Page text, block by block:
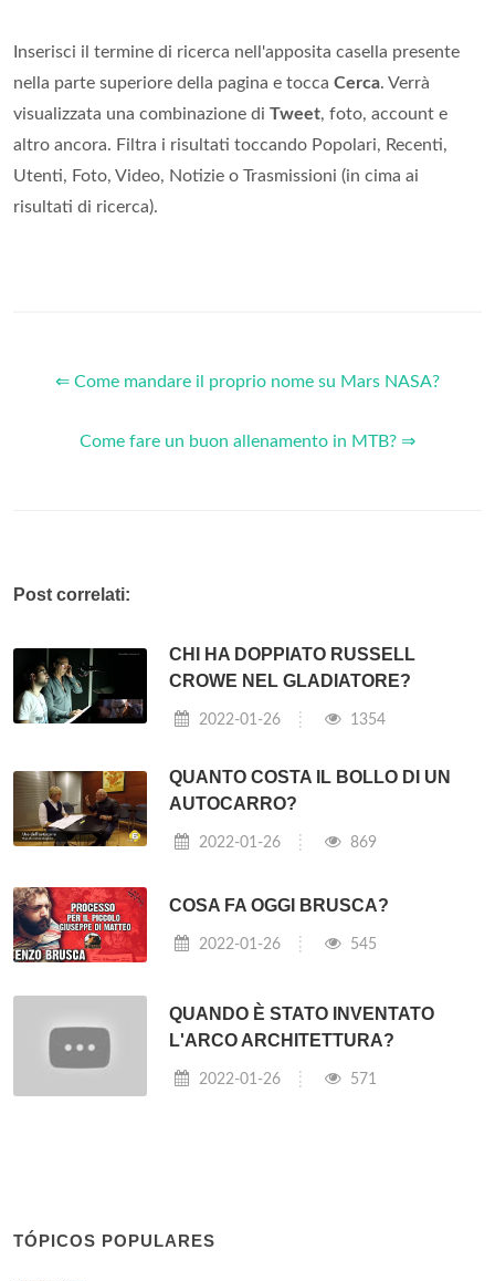
Inserisci il termine di ricerca nell'apposita casella presente
nella parte superiore della pagina e tocca Cerca. Verrà
visualizzata una combinazione di Tweet, foto, account e
altro ancora. Filtra i risultati toccando Popolari, Recenti,
Utenti, Foto, Video, Notizie o Trasmissioni (in cima ai
risultati di ricerca).
⇐ Come mandare il proprio nome su Mars NASA?
Come fare un buon allenamento in MTB? ⇒
Post correlati:
CHI HA DOPPIATO RUSSELL
CROWE NEL GLADIATORE?
2022-01-26 1354
QUANTO COSTA IL BOLLO DI UN
AUTOCARRO?
2022-01-26 869
COSA FA OGGI BRUSCA?
2022-01-26 545
QUANDO È STATO INVENTATO
L'ARCO ARCHITETTURA?
2022-01-26 571
TÓPICOS POPULARES